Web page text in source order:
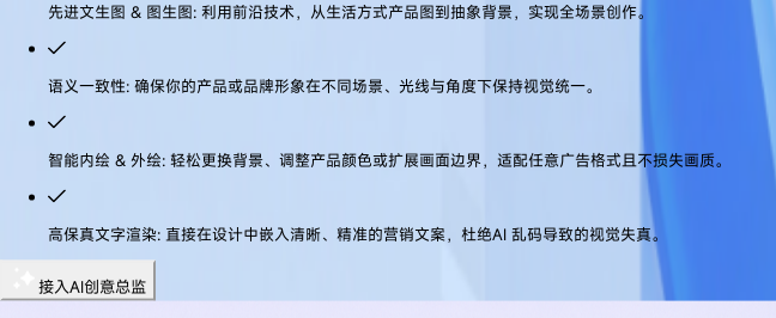
你的专属 AI 广告创意助手已就位，随时将灵感转化为高转化广告素材。
先进文生图 & 图生图: 利用前沿技术，从生活方式产品图到抽象背景，实现全场景创作。
语义一致性: 确保你的产品或品牌形象在不同场景、光线与角度下保持视觉统一。
智能内绘 & 外绘: 轻松更换背景、调整产品颜色或扩展画面边界，适配任意广告格式且不损失画质。
高保真文字渲染: 直接在设计中嵌入清晰、精准的营销文案，杜绝AI 乱码导致的视觉失真。
接入AI创意总监